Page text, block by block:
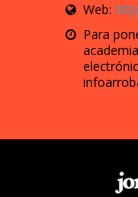
Web:
Para